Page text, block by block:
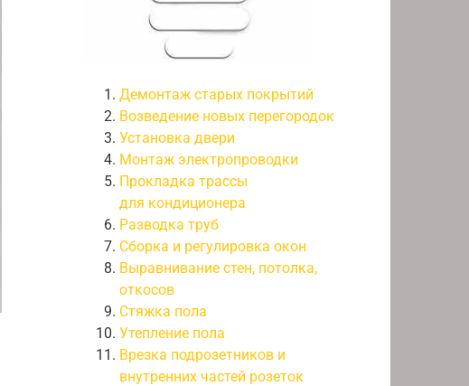
Демонтаж старых покрытий
Возведение новых перегородок
Установка двери
Монтаж электропроводки
Прокладка трассы
для кондиционера
Разводка труб
Сборка и регулировка окон
Выравнивание стен, потолка,
откосов
Стяжка пола
Утепление пола
Врезка подрозетников и
внутренних частей розеток